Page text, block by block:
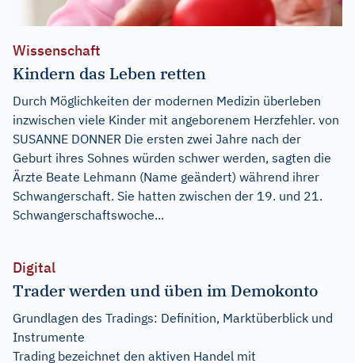
Wissenschaft
Kindern das Leben retten
Durch Möglichkeiten der modernen Medizin überleben
inzwischen viele Kinder mit angeborenem Herzfehler. von
SUSANNE DONNER Die ersten zwei Jahre nach der
Geburt ihres Sohnes würden schwer werden, sagten die
Ärzte Beate Lehmann (Name geändert) während ihrer
Schwangerschaft. Sie hatten zwischen der 19. und 21.
Schwangerschaftswoche...
Digital
Trader werden und üben im Demokonto
Grundlagen des Tradings: Definition, Marktüberblick und
Instrumente
Trading bezeichnet den aktiven Handel mit